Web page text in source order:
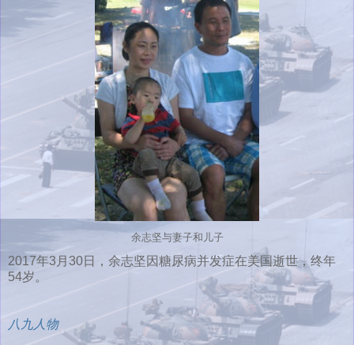
余志坚与妻子和儿子
2017年3月30日，余志坚因糖尿病并发症在美国逝世，终年
54岁。
八九人物